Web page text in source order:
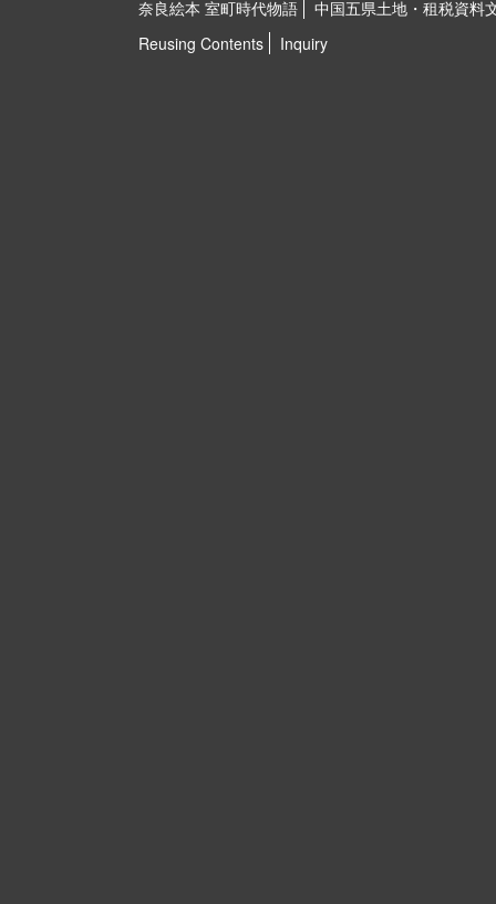
奈良絵本 室町時代物語
中国五県土地・租税資料
Reusing Contents
Inquiry